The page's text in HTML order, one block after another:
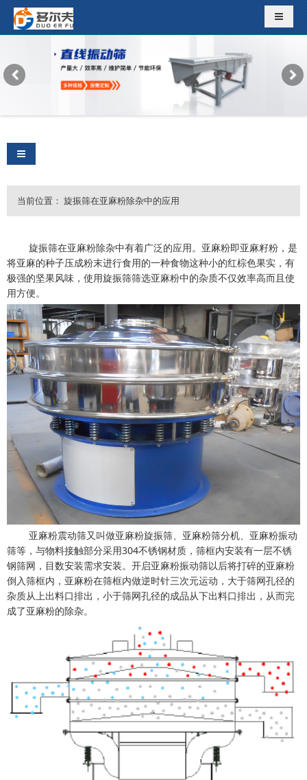
导航切
导航切换
当前位置： 旋振筛在亚麻粉除杂中的应用
旋振筛在亚麻粉除杂中有着广泛的应用。亚麻粉即亚麻籽粉，是
将亚麻的种子压成粉末进行食用的一种食物这种小的红棕色果实，有
极强的坚果风味，使用旋振筛筛选亚麻粉中的杂质不仅效率高而且使
用方便。
亚麻粉震动筛又叫做亚麻粉旋振筛、亚麻粉筛分机、亚麻粉振动
筛等，与物料接触部分采用304不锈钢材质，筛框内安装有一层不锈
钢筛网，目数安装需求安装。开启亚麻粉振动筛以后将打碎的亚麻粉
倒入筛框内，亚麻粉在筛框内做逆时针三次元运动，大于筛网孔径的
杂质从上出料口排出，小于筛网孔径的成品从下出料口排出，从而完
成了亚麻粉的除杂。